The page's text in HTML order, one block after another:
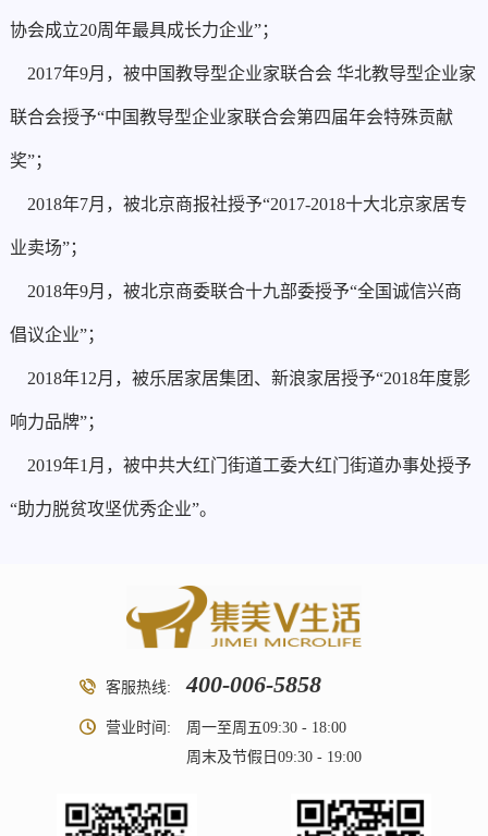
协会成立20周年最具成长力企业”；
2017年9月，被中国教导型企业家联合会 华北教导型企业家
联合会授予“中国教导型企业家联合会第四届年会特殊贡献
奖”；
2018年7月，被北京商报社授予“2017-2018十大北京家居专
业卖场”；
2018年9月，被北京商委联合十九部委授予“全国诚信兴商
倡议企业”；
2018年12月，被乐居家居集团、新浪家居授予“2018年度影
响力品牌”；
2019年1月，被中共大红门街道工委大红门街道办事处授予
“助力脱贫攻坚优秀企业”。
客服热线: 400-006-5858
营业时间:
周一至周五09:30 - 18:00
周末及节假日09:30 - 19:00